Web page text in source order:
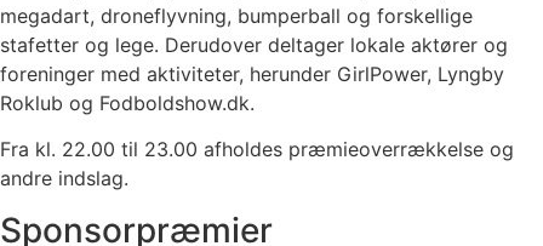
megadart, droneflyvning, bumperball og forskellige
stafetter og lege. Derudover deltager lokale aktører og
foreninger med aktiviteter, herunder GirlPower, Lyngby
Roklub og Fodboldshow.dk.
Fra kl. 22.00 til 23.00 afholdes præmieoverrækkelse og
andre indslag.
Sponsorpræmier